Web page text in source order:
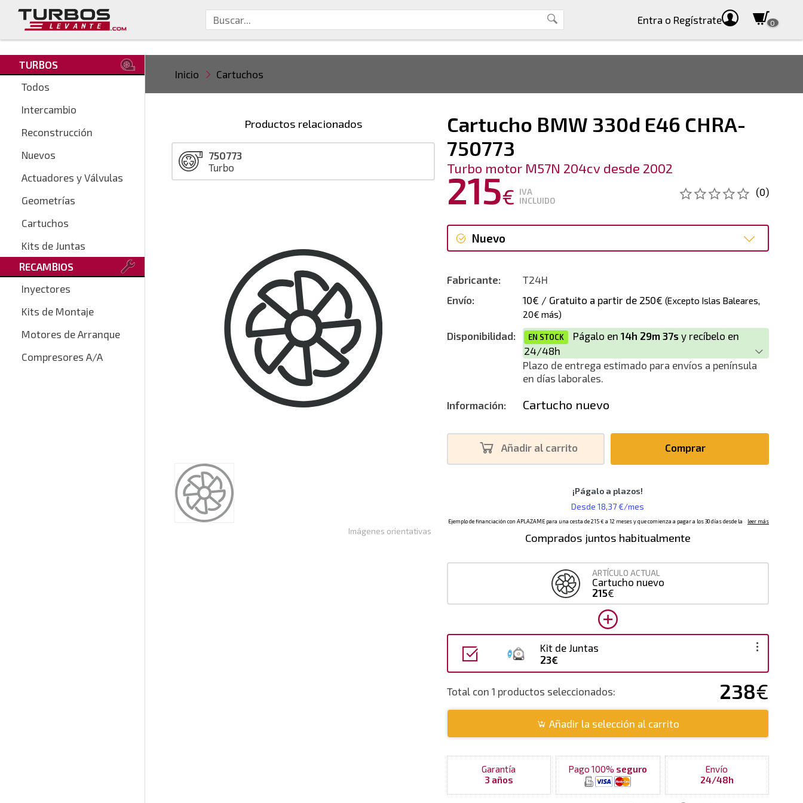
Entra o Regístrate 0
TURBOS
Todos
Intercambio
Reconstrucción
Nuevos
Actuadores y Válvulas
Geometrías
Cartuchos
Kits de Juntas
RECAMBIOS
Inyectores
Kits de Montaje
Motores de Arranque
Compresores A/A
Inicio Cartuchos
Cartucho BMW 330d E46 CHRA-
750773
Turbo motor M57N 204cv desde 2002
215€ IVA
INCLUIDO
(0)
Nuevo
Fabricante:
T24H
Envío:
10€ / Gratuito a partir de 250€ (Excepto Islas Baleares,
20€ más)
Disponibilidad: EN STOCK Págalo en 14h 29m 37s y recíbelo en
24/48h
Plazo de entrega estimado para envíos a península
en días laborales.
Información: Cartucho nuevo
Añadir al carrito Comprar
Comprados juntos habitualmente
ARTÍCULO ACTUAL
Cartucho nuevo
215€
Kit de Juntas
23€
Total con 1 productos seleccionados: 238€
Añadir la selección al carrito
Garantía
3 años
Pago 100% seguro
Envío
24/48h
Imágenes orientativas
Productos relacionados
750773
Turbo